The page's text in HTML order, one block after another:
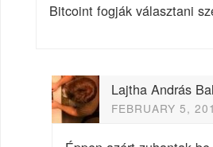
Bitcoint fogják választani
Lajtha András
FEBRUARY 5,